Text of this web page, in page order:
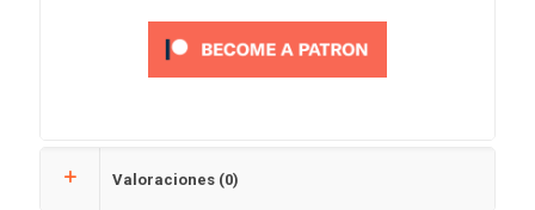
Valoraciones (0)